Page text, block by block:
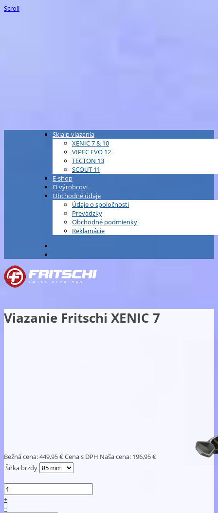
Scroll
Skialp viazania
XENIC 7 & 10
VIPEC EVO 12
TECTON 13
SCOUT 11
E-shop
O výrobcovi
Obchodné údaje
Údaje o spoločnosti
Prevádzky
Obchodné podmienky
Reklamácie
Viazanie Fritschi XENIC 7
Bežná cena:449,95 €Cena s DPH Naša cena: 196,95 €
Šírka brzdy
+
–